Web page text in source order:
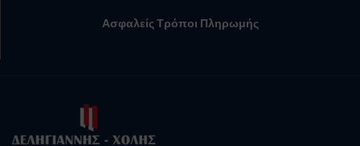
Ασφαλείς Τρόποι Πληρωμής